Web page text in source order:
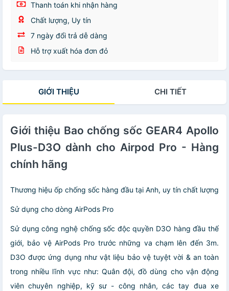
Thanh toán khi nhận hàng
Chất lượng, Uy tín
7 ngày đổi trả dễ dàng
Hỗ trợ xuất hóa đơn đỏ
GIỚI THIỆU CHI TIẾT
Giới thiệu Bao chống sốc GEAR4 Apollo
Plus-D3O dành cho Airpod Pro - Hàng
chính hãng
Thương hiệu ốp chống sốc hàng đầu tại Anh, uy tín chất lượng
Sử dụng cho dòng AirPods Pro
Sử dụng công nghệ chống sốc độc quyền D3O hàng đầu thế
giới, bảo vệ AirPods Pro trước những va chạm lên đến 3m.
D3O được ứng dụng như vật liệu bảo vệ tuyệt vời & an toàn
trong nhiều lĩnh vực như: Quân đội, đồ dùng cho vận động
viên chuyên nghiệp, kỹ sư - công nhân, các tay đua xe